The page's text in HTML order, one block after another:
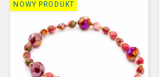
NOWY PRODUKT